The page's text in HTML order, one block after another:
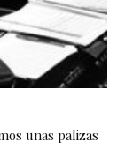
unas palizas